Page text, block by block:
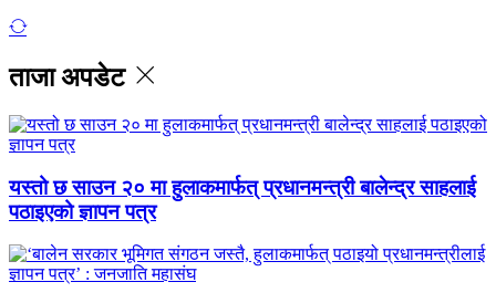
ताजा अपडेट
यस्तो छ साउन २० मा हुलाकमार्फत् प्रधानमन्त्री बालेन्द्र साहलाई
पठाइएको ज्ञापन पत्र